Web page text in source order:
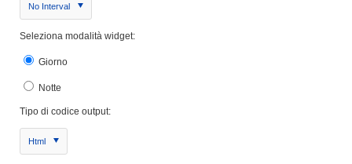
No Interval
Seleziona modalità widget:
Giorno
Notte
Tipo di codice output:
Html